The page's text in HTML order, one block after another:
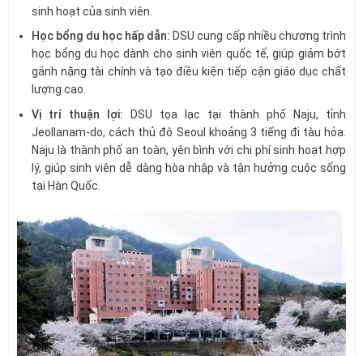
sinh hoạt của sinh viên.
Học bổng du học hấp dẫn: DSU cung cấp nhiều chương trình
học bổng du học dành cho sinh viên quốc tế, giúp giảm bớt
gánh nặng tài chính và tạo điều kiện tiếp cận giáo dục chất
lượng cao.
Vị trí thuận lợi:DSU tọa lạc tại thành phố Naju, tỉnh
Jeollanam-do, cách thủ đô Seoul khoảng 3 tiếng đi tàu hỏa.
Naju là thành phố an toàn, yên bình với chi phí sinh hoạt hợp
lý, giúp sinh viên dễ dàng hòa nhập và tận hưởng cuộc sống
tại Hàn Quốc.